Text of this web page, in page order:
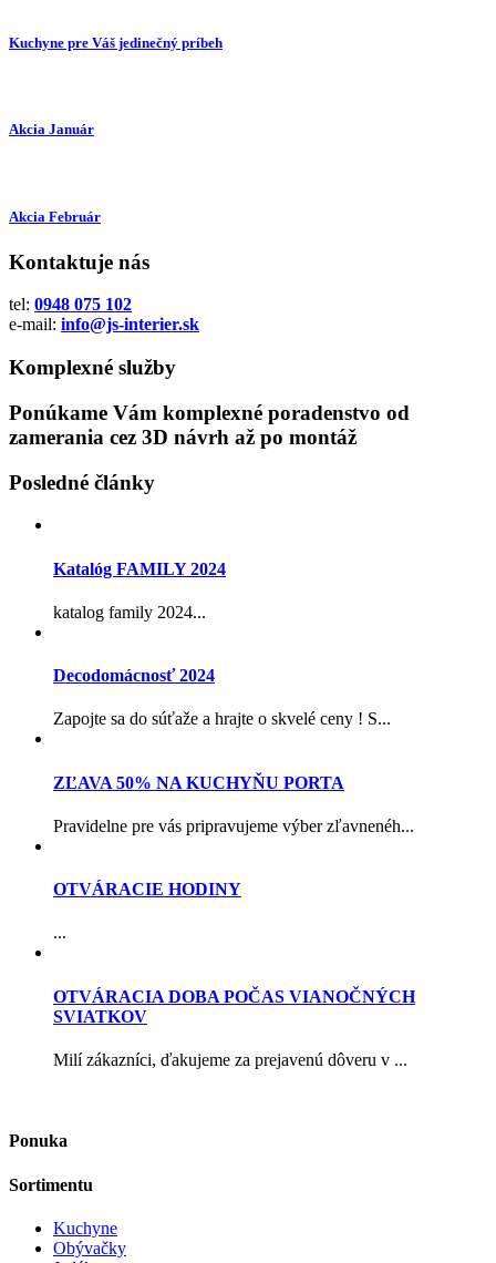
Kuchyne pre Váš jedinečný príbeh
Akcia Január
Akcia Február
Kontaktuje nás
tel: 0948 075 102
e-mail: info@js-interier.sk
Komplexné služby
Ponúkame Vám komplexné poradenstvo od
zamerania cez 3D návrh až po montáž
Posledné články
Katalóg FAMILY 2024
katalog family 2024...
Decodomácnosť 2024
Zapojte sa do súťaže a hrajte o skvelé ceny ! S...
ZĽAVA 50% NA KUCHYŇU PORTA
Pravidelne pre vás pripravujeme výber zľavnenéh...
OTVÁRACIE HODINY
...
OTVÁRACIA DOBA POČAS VIANOČNÝCH
SVIATKOV
Milí zákazníci, ďakujeme za prejavenú dôveru v ...
Ponuka
Sortimentu
Kuchyne
Obývačky